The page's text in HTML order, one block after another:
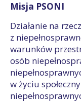
Misja PSONI
Działanie na
z
warunków
osób
w życiu